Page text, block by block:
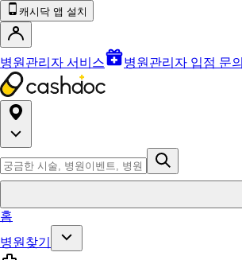
캐시닥 앱 설치
병원관리자 서비스 병원관리자 입점 문의
홈
병원찾기